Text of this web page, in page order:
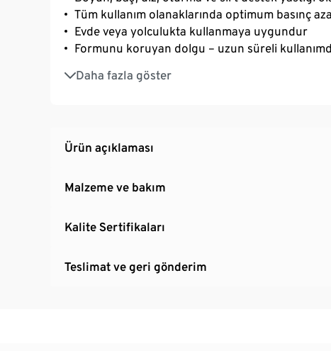
Tüm kullanım olanaklarında optimum basınç
Evde veya yolculukta kullanmaya uygundur
Formunu koruyan dolgu – uzun süreli
Daha fazla göster
Hoş kadifemsi kılıflı
Ürün açıklaması
Malzeme ve bakım
Kalite Sertifikaları
Teslimat ve geri gönderim